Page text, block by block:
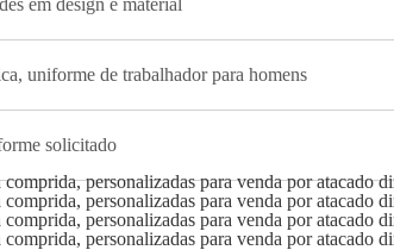
uniforme de trabalhador para homens
solicitado